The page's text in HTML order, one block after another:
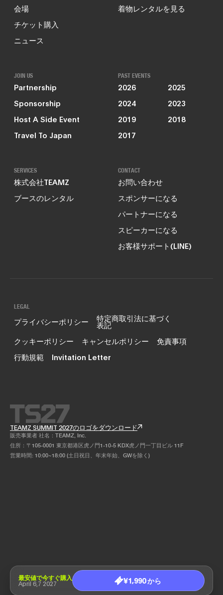
最安値で今すぐ購入
April 6,7 2027
¥1,990 から
会場
チケット購入
ニュース
着物レンタルを見る
JOIN US
Partnership
Sponsorship
Host A Side Event
Travel To Japan
PAST EVENTS
2026
2025
2024
2023
2019
2018
2017
SERVICES
株式会社TEAMZ
ブースのレンタル
CONTACT
お問い合わせ
スポンサーになる
パートナーになる
スピーカーになる
お客様サポート(LINE)
LEGAL
プライバシーポリシー 特定商取引法に基づく
表記
クッキーポリシー
キャンセルポリシー
免責事項
行動規範
Invitation Letter
TEAMZ SUMMIT 2027のロゴをダウンロード
販売事業者 社名：TEAMZ, Inc.
住所：〒105-0001 東京都港区虎ノ門1-10-5 KDX虎ノ門一丁目ビル 11F
営業時間: 10:00~18:00 (土日祝日、年末年始、GWを除く)